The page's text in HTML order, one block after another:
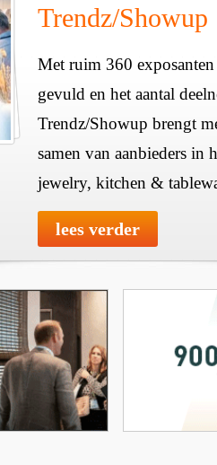
Trendz/Showup
Met ruim 360
gevuld en het aantal
Trendz/Showup brengt
samen van aanbieders in
jewelry, kitchen &
lees verder